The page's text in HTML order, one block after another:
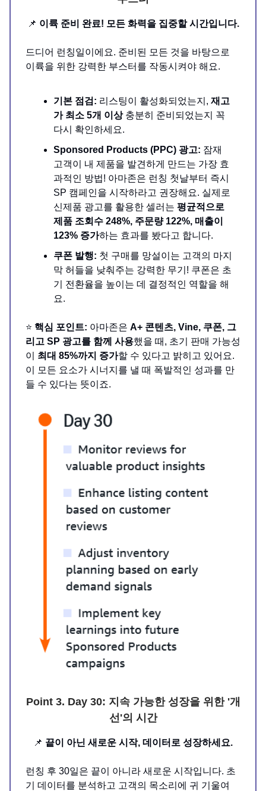
📌 이륙 준비 완료! 모든 화력을 집중할 시간입니다.
드디어 런칭일이에요. 준비된 모든 것을 바탕으로
이륙을 위한 강력한 부스터를 작동시켜야 해요.
기본 점검: 리스팅이 활성화되었는지, 재고
가 최소 5개 이상충분히 준비되었는지 꼭
다시 확인하세요.
Sponsored Products (PPC) 광고: 잠재
고객이 내 제품을 발견하게 만드는 가장 효
과적인 방법! 아마존은 런칭 첫날부터 즉시
SP 캠페인을 시작하라고 권장해요. 실제로
신제품 광고를 활용한 셀러는 평균적으로
제품 조회수 248%, 주문량 122%, 매출이
123% 증가하는 효과를 봤다고 합니다.
쿠폰 발행: 첫 구매를 망설이는 고객의 마지
막 허들을 낮춰주는 강력한 무기! 쿠폰은 초
기 전환율을 높이는 데 결정적인 역할을 해
요.
⭐ 핵심 포인트: 아마존은 A+ 콘텐츠, Vine, 쿠폰, 그
리고 SP 광고를 함께 사용했을 때, 초기 판매 가능성
이 최대 85%까지 증가할 수 있다고 밝히고 있어요.
이 모든 요소가 시너지를 낼 때 폭발적인 성과를 만
들 수 있다는 뜻이죠.
Point 3. Day 30: 지속 가능한 성장을 위한 '개
선'의 시간
📌 끝이 아닌 새로운 시작, 데이터로 성장하세요.
런칭 후 30일은 끝이 아니라 새로운 시작입니다. 초
기 데이터를 분석하고 고객의 목소리에 귀 기울여